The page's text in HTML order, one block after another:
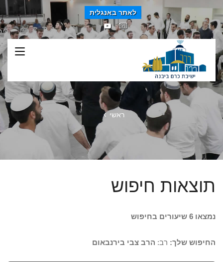
לאתר באנגלית
ראשי
תוצאות חיפוש
נמצאו 6 שיעורים בחיפוש
החיפוש שלך: רב: הרב צבי בירנבאום